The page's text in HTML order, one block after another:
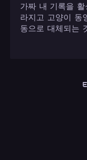
가짜 내 기록을
라지고 고양이 동
동으로 대체되는